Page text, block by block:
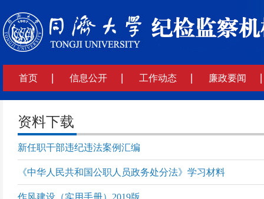
首页 信息公开 工作动态 廉政要闻
资料下载
新任职干部违纪违法案例汇编
《中华人民共和国公职人员政务处分法》学习材料
作风建设（实用手册）2019版